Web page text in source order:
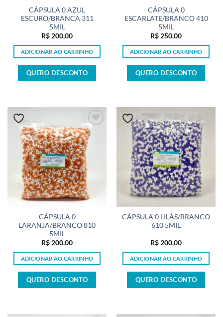
CÁPSULA 0 AZUL
ESCURO/BRANCA 311
5MIL
R$ 200,00
ADICIONAR AO CARRINHO
QUERO DESCONTO
CÁPSULA 0
ESCARLATE/BRANCO 410
5MIL
R$ 250,00
ADICIONAR AO CARRINHO
QUERO DESCONTO
CÁPSULA 0
LARANJA/BRANCO 810
5MIL
R$200,00
ADICIONAR AO CARRINHO
QUERO DESCONTO
CÁPSULA 0 LILÁS/BRANCO
610 5MIL
R$200,00
ADICIONAR AO CARRINHO
QUERO DESCONTO